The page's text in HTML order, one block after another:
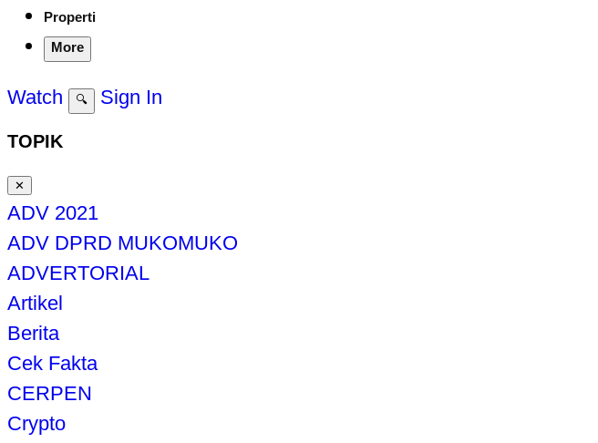
Properti
More
Watch 🔍 Sign In
TOPIK
✕
ADV 2021
ADV DPRD MUKOMUKO
ADVERTORIAL
Artikel
Berita
Cek Fakta
CERPEN
Crypto